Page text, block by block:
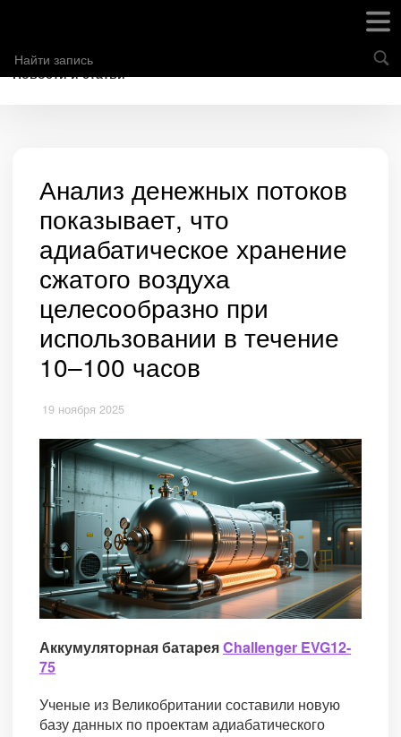
Новости и статьи
Анализ денежных потоков
показывает, что
адиабатическое хранение
сжатого воздуха
целесообразно при
использовании в течение
10–100 часов
19 ноября 2025
Аккумуляторная батареяChallenger EVG12-
75
Ученые из Великобритании составили новую
базу данных по проектам адиабатического